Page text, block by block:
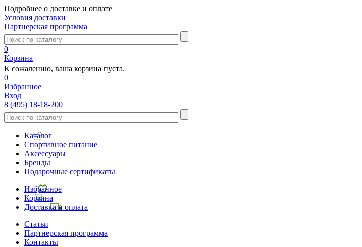
Подробнее о доставке и оплате
Условия доставки
Партнерская программа
0
Корзина
К сожалению, ваша корзина пуста.
0
Избранное
Вход
8 (495) 18-18-200
Каталог
Спортивное питание
Аксессуары
Бренды
Подарочные сертификаты
Избранное
Корзина
Доставка и оплата
Статьи
Партнерская программа
Контакты